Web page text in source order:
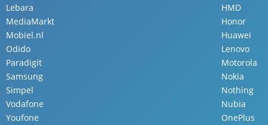
Lebara
MediaMarkt
Mobiel.nl
Odido
Paradigit
Samsung
Simpel
Vodafone
Youfone
HMD
Honor
Huawei
Lenovo
Motorola
Nokia
Nothing
Nubia
OnePlus